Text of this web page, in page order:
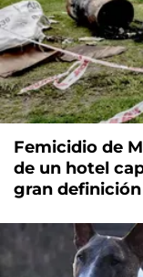
Femicidio de
de un hotel
gran definición